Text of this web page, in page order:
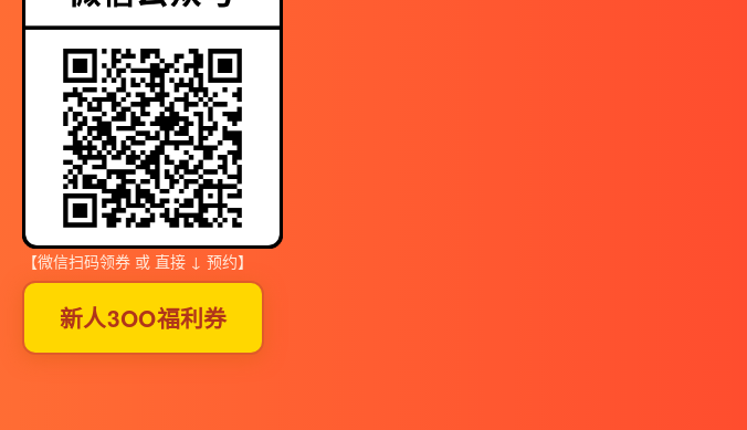
【微信扫码领券 或 直接 ↓ 预约】
新人3OO福利券